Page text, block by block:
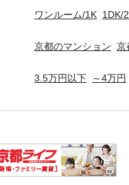
ワンルーム/1K 1DK/
京都のマンション 京
3.5万円以下 ～4万円